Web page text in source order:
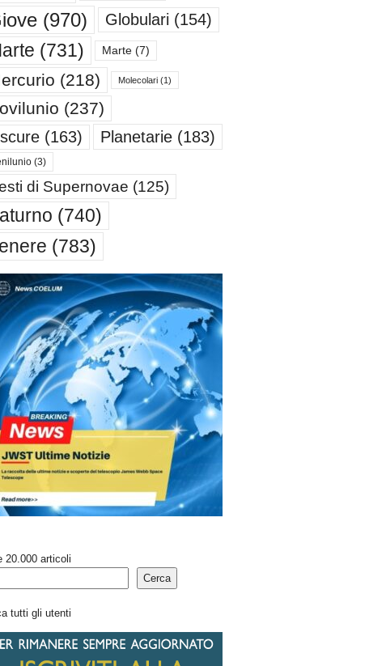
(970) Globulari (154)
(731) Marte(7)
(218) Molecolari(1)
(237)
(163) Planetarie(183)
(3)
di Supernovae (125)
(740)
(783)
20.000 articoli
Cerca
tutti gli utenti